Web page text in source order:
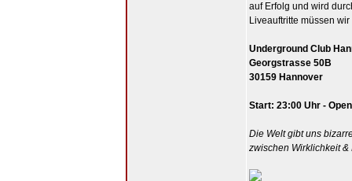
auf Erfolg und wird
Liveauftritte müssen
Underground Club
Georgstrasse 50B
30159 Hannover
Start: 23:00 Uhr -
Die Welt gibt uns
zwischen Wirklichkeit